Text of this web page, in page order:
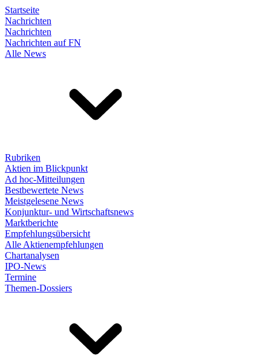
Startseite
Nachrichten
Nachrichten
Nachrichten auf FN
Alle News
Rubriken
Aktien im Blickpunkt
Ad hoc-Mitteilungen
Bestbewertete News
Meistgelesene News
Konjunktur- und Wirtschaftsnews
Marktberichte
Empfehlungsübersicht
Alle Aktienempfehlungen
Chartanalysen
IPO-News
Termine
Themen-Dossiers